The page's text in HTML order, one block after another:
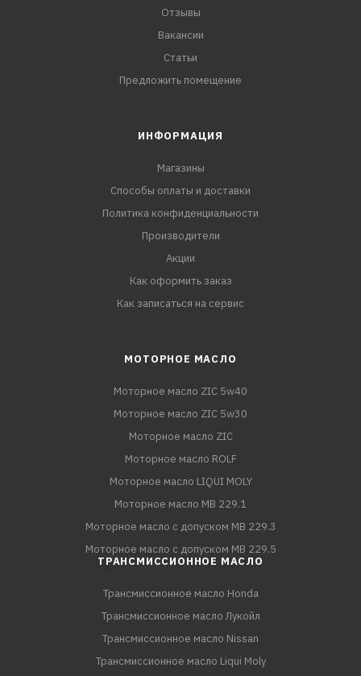
Отзывы
Вакансии
Статьи
Предложить помещение
ИНФОРМАЦИЯ
Магазины
Способы оплаты и доставки
Политика конфиденциальности
Производители
Акции
Как оформить заказ
Как записаться на сервис
МОТОРНОЕ МАСЛО
Моторное масло ZIC 5w40
Моторное масло ZIC 5w30
Моторное масло ZIC
Моторное масло ROLF
Моторное масло LIQUI MOLY
Моторное масло MB 229.1
Моторное масло с допуском MB 229.3
Моторное масло с допуском MB 229.5
ТРАНСМИССИОННОЕ МАСЛО
Трансмиссионное масло Honda
Трансмиссионное масло Лукойл
Трансмиссионное масло Nissan
Трансмиссионное масло Liqui Moly